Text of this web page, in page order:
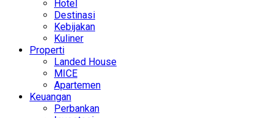
Hotel
Destinasi
Kebijakan
Kuliner
Properti
Landed House
MICE
Apartemen
Keuangan
Perbankan